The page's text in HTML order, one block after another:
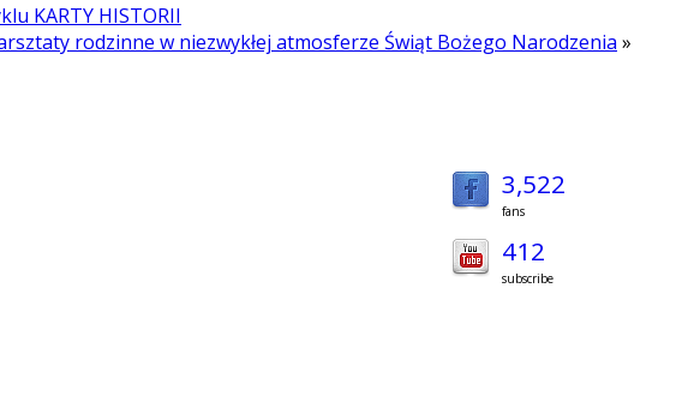
KARTY HISTORII
rodzinne w niezwykłej atmosferze Świąt Bożego Narodzenia »
3,522
fans
412
subscribe